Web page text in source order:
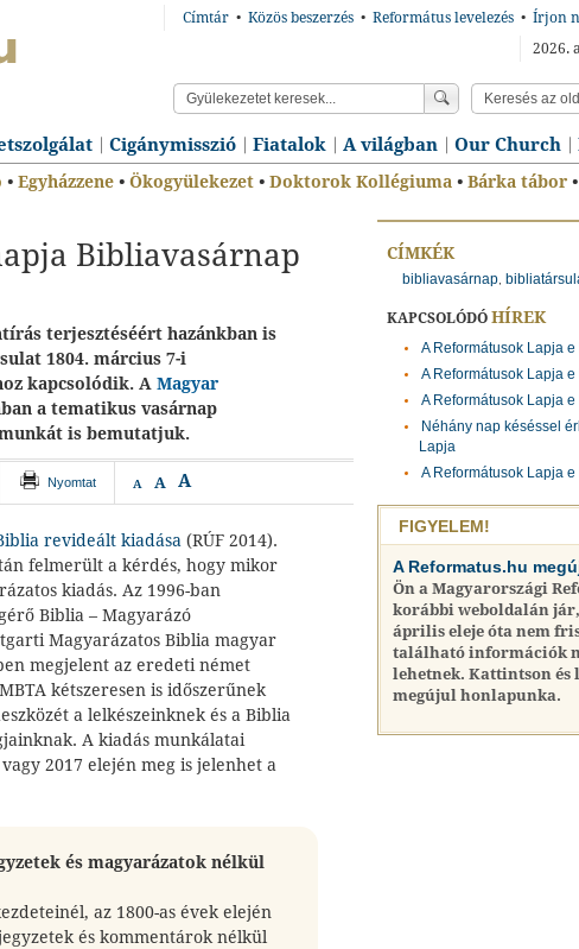
Címtár • Közös beszerzés • Református levelezés • Írjon
2026.
Cigánymisszió Fiatalok A világban Our Church
• Egyházzene • Ökogyülekezet • Doktorok Kollégiuma • Bárka tábor •
Bibliavasárnap
terjesztéséért hazánkban is
1804. március 7-i
kapcsolódik. A Magyar
a tematikus vasárnap
is bemutatjuk.
Nyomtat A A A
revideált kiadása (RÚF 2014).
felmerült a kérdés, hogy mikor
kiadás. Az 1996-ban
Biblia – Magyarázó
Magyarázatos Biblia magyar
megjelent az eredeti német
kétszeresen is időszerűnek
a lelkészeinknek és a Biblia
A kiadás munkálatai
2017 elején meg is jelenhet a
és magyarázatok nélkül
az 1800-as évek elején
és kommentárok nélkül
CÍMKÉK
bibliavasárnap,
KAPCSOLÓDÓ HÍREK
A Reformátusok Lapja e
A Reformátusok Lapja e
A Reformátusok Lapja e
Néhány nap késéssel
Lapja
A Reformátusok Lapja e
FIGYELEM!
A Reformatus.hu
Ön a Magyarországi
korábbi weboldalán jár,
április eleje óta nem
található információk
lehetnek. Kattintson és
megújul honlapunka.